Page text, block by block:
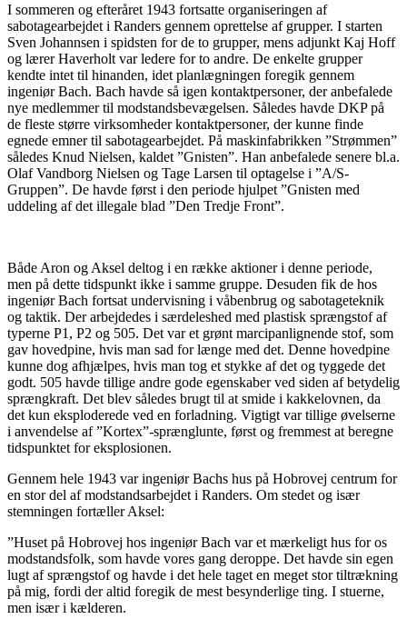
I sommeren og efteråret 1943 fortsatte organiseringen af
sabotagearbejdet i Randers gennem oprettelse af grupper. I starten
Sven Johannsen i spidsten for de to grupper, mens adjunkt Kaj Hoff
og lærer Haverholt var ledere for to andre. De enkelte grupper
kendte intet til hinanden, idet planlægningen foregik gennem
ingeniør Bach. Bach havde så igen kontaktpersoner, der anbefalede
nye medlemmer til modstandsbevægelsen. Således havde DKP på
de fleste større virksomheder kontaktpersoner, der kunne finde
egnede emner til sabotagearbejdet. På maskinfabrikken ”Strømmen”
således Knud Nielsen, kaldet ”Gnisten”. Han anbefalede senere bl.a.
Olaf Vandborg Nielsen og Tage Larsen til optagelse i ”A/S-
Gruppen”. De havde først i den periode hjulpet ”Gnisten med
uddeling af det illegale blad ”Den Tredje Front”.
Både Aron og Aksel deltog i en række aktioner i denne periode,
men på dette tidspunkt ikke i samme gruppe. Desuden fik de hos
ingeniør Bach fortsat undervisning i våbenbrug og sabotageteknik
og taktik. Der arbejdedes i særdeleshed med plastisk sprængstof af
typerne P1, P2 og 505. Det var et grønt marcipanlignende stof, som
gav hovedpine, hvis man sad for længe med det. Denne hovedpine
kunne dog afhjælpes, hvis man tog et stykke af det og tyggede det
godt. 505 havde tillige andre gode egenskaber ved siden af betydelig
sprængkraft. Det blev således brugt til at smide i kakkelovnen, da
det kun eksploderede ved en forladning. Vigtigt var tillige øvelserne
i anvendelse af ”Kortex”-sprænglunte, først og fremmest at beregne
tidspunktet for eksplosionen.
Gennem hele 1943 var ingeniør Bachs hus på Hobrovej centrum for
en stor del af modstandsarbejdet i Randers. Om stedet og især
stemningen fortæller Aksel:
”Huset på Hobrovej hos ingeniør Bach var et mærkeligt hus for os
modstandsfolk, som havde vores gang deroppe. Det havde sin egen
lugt af sprængstof og havde i det hele taget en meget stor tiltrækning
på mig, fordi der altid foregik de mest besynderlige ting. I stuerne,
men især i kælderen.